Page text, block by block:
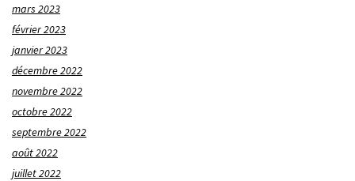
mars 2023
février 2023
janvier 2023
décembre 2022
novembre 2022
octobre 2022
septembre 2022
août 2022
juillet 2022